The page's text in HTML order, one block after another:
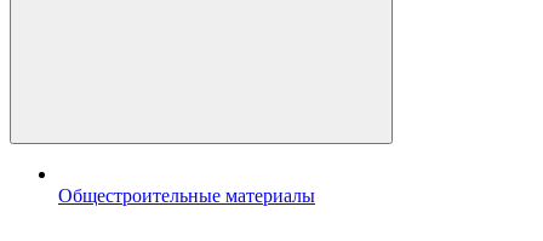
Общестроительные материалы